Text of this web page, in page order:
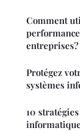
Comment
entreprises?
Protégez
systèmes
10